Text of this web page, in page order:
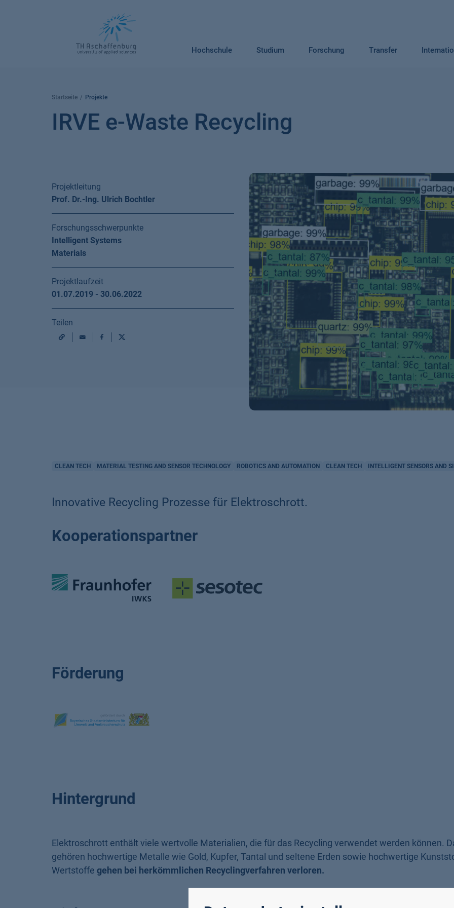
Hochschule Studium Forschung Transfer
Startseite Projekte
IRVE e-Waste Recycling
Projektleitung
Prof. Dr.-Ing. Ulrich Bochtler
Forschungsschwerpunkte
Intelligent Systems
Materials
Projektlaufzeit
01.07.2019 - 30.06.2022
Teilen
URL
Mail Facebook
X
CLEAN TECH MATERIAL TESTING AND SENSOR TECHNOLOGY ROBOTICS AND AUTOMATION CLEAN TECH INTELLIGENT SENSORS AND
Innovative Recycling Prozesse für Elektroschrott.
Kooperationspartner
Förderung
Hintergrund
Elektroschrott enthält viele wertvolle Materialien, die für das Recycling verwendet werden können.
gehören hochwertige Metalle wie Gold, Kupfer, Tantal und seltene Erden sowie hochwertige
Wertstoffe gehen bei herkömmlichen Recyclingverfahren verloren.